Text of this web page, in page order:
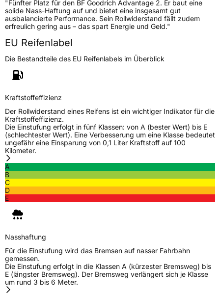
EU Label
EffizienzB
NasshaftungA
Rollgeräusch (Klasse)
Rollgeräusch (dB)
FahrzeugklasseC1
3PMSF / Schneeflockensymbol / Alpine-SymbolNein
EPREL ID
Allgemeine Produktsicherheit (GPSR)
HerstellerkontaktMANUFACTURE FRANCAISE DES
PNEUMATIQUES MICHELIN, place des
"Fünfter Platz für den BF Goodrich Advantage 2. Er baut eine
solide Nass-Haftung auf und bietet eine insgesamt gut
ausbalancierte Performance. Sein Rollwiderstand fällt zudem
erfreulich gering aus – das spart Energie und Geld."
EU Reifenlabel
Die Bestandteile des EU Reifenlabels im Überblick
Kraftstoffeffizienz
Der Rollwiderstand eines Reifens ist ein wichtiger Indikator für die
Kraftstoffeffizienz.
Die Einstufung erfolgt in fünf Klassen: von A (bester Wert) bis E
(schlechtester Wert). Eine Verbesserung um eine Klasse bedeutet
ungefähr eine Einsparung von 0,1 Liter Kraftstoff auf 100
Kilometer.
A
B
C
D
E
Nasshaftung
Für die Einstufung wird das Bremsen auf nasser Fahrbahn
gemessen.
Die Einstufung erfolgt in die Klassen A (kürzester Bremsweg) bis
E (längster Bremsweg). Der Bremsweg verlängert sich je Klasse
um rund 3 bis 6 Meter.